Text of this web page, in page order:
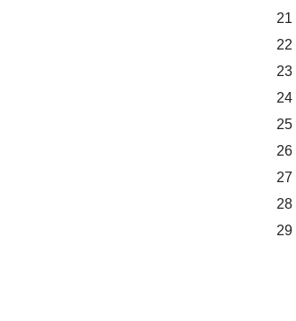
21
22
23
24
25
26
27
28
29